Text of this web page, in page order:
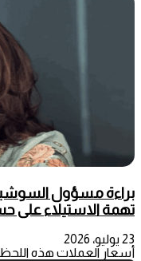
براءة مسؤول
تهمة الاستيلاء على
23 يوليو، 2026
أسعار العملات هذه